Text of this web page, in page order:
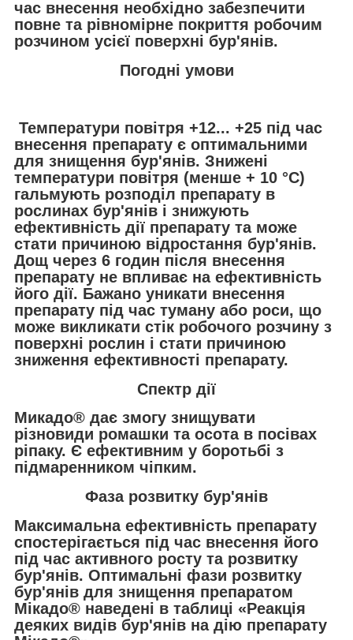
час внесення необхідно забезпечити
повне та рівномірне покриття робочим
розчином усієї поверхні бур'янів.
Погодні умови
Температури повітря +12... +25 під час
внесення препарату є оптимальними
для знищення бур'янів. Знижені
температури повітря (менше + 10 °C)
гальмують розподіл препарату в
рослинах бур'янів і знижують
ефективність дії препарату та може
стати причиною відростання бур'янів.
Дощ через 6 годин після внесення
препарату не впливає на ефективність
його дії. Бажано уникати внесення
препарату під час туману або роси, що
може викликати стік робочого розчину з
поверхні рослин і стати причиною
зниження ефективності препарату.
Спектр дії
Микадо® дає змогу знищувати
різновиди ромашки та осота в посівах
ріпаку. Є ефективним у боротьбі з
підмаренником чіпким.
Фаза розвитку бур'янів
Максимальна ефективність препарату
спостерігається під час внесення його
під час активного росту та розвитку
бур'янів. Оптимальні фази розвитку
бур'янів для знищення препаратом
Мікадо® наведені в таблиці «Реакція
деяких видів бур'янів на дію препарату